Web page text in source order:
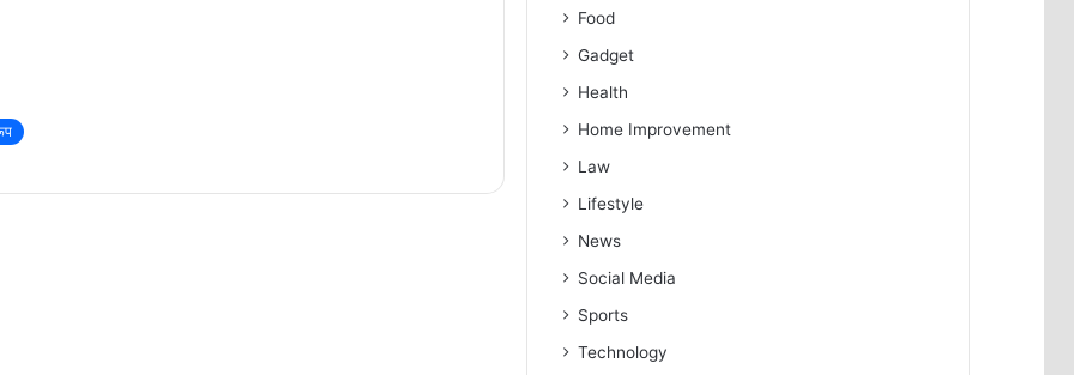
Food
Gadget
Health
Home Improvement
Law
Lifestyle
News
Social Media
Sports
Technology